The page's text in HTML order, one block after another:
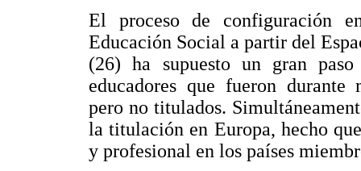
El proceso de configuración
Educación Social a partir del
(26) ha supuesto un gran
educadores que fueron durante
pero no titulados.
la titulación en Europa, hecho
y profesional en los países